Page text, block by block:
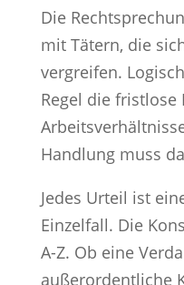
Die
mit Tätern, die
vergreifen.
Regel die fristlose
Handlung muss
Jedes Urteil ist
Einzelfall. Die
A-Z. Ob eine
außerordentliche